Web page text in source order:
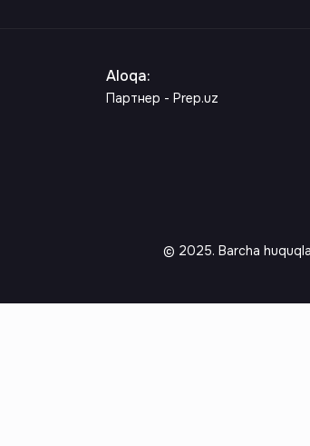
Aloqa:
Партнер - Prep.uz
© 2025. Barcha